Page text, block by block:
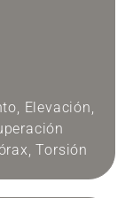
, Elevación,
,Torsión